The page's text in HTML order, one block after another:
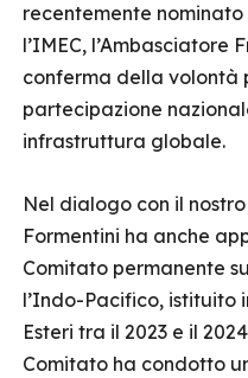
recentemente
l’IMEC, l’Ambasciatore
conferma della volontà
partecipazione
infrastruttura globale.
Nel dialogo con il nostro
Formentini ha anche
Comitato permanente
l’Indo-Pacifico, istituito
Esteri tra il 2023 e il
Comitato ha condotto